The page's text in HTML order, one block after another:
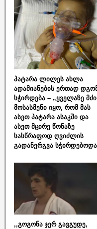
პატარა ლილეს ახლა
ადამიანების ერთად
სჭირდება – „ყველაზე
მოსასმენი იყო, რომ მას
ასეთ პატარა ასაკში და
ასეთ მცირე წონაზე
სასწრაფოდ ღვიძლის
გადანერგვა
,,გოგონა ჯერ გავგუდე,